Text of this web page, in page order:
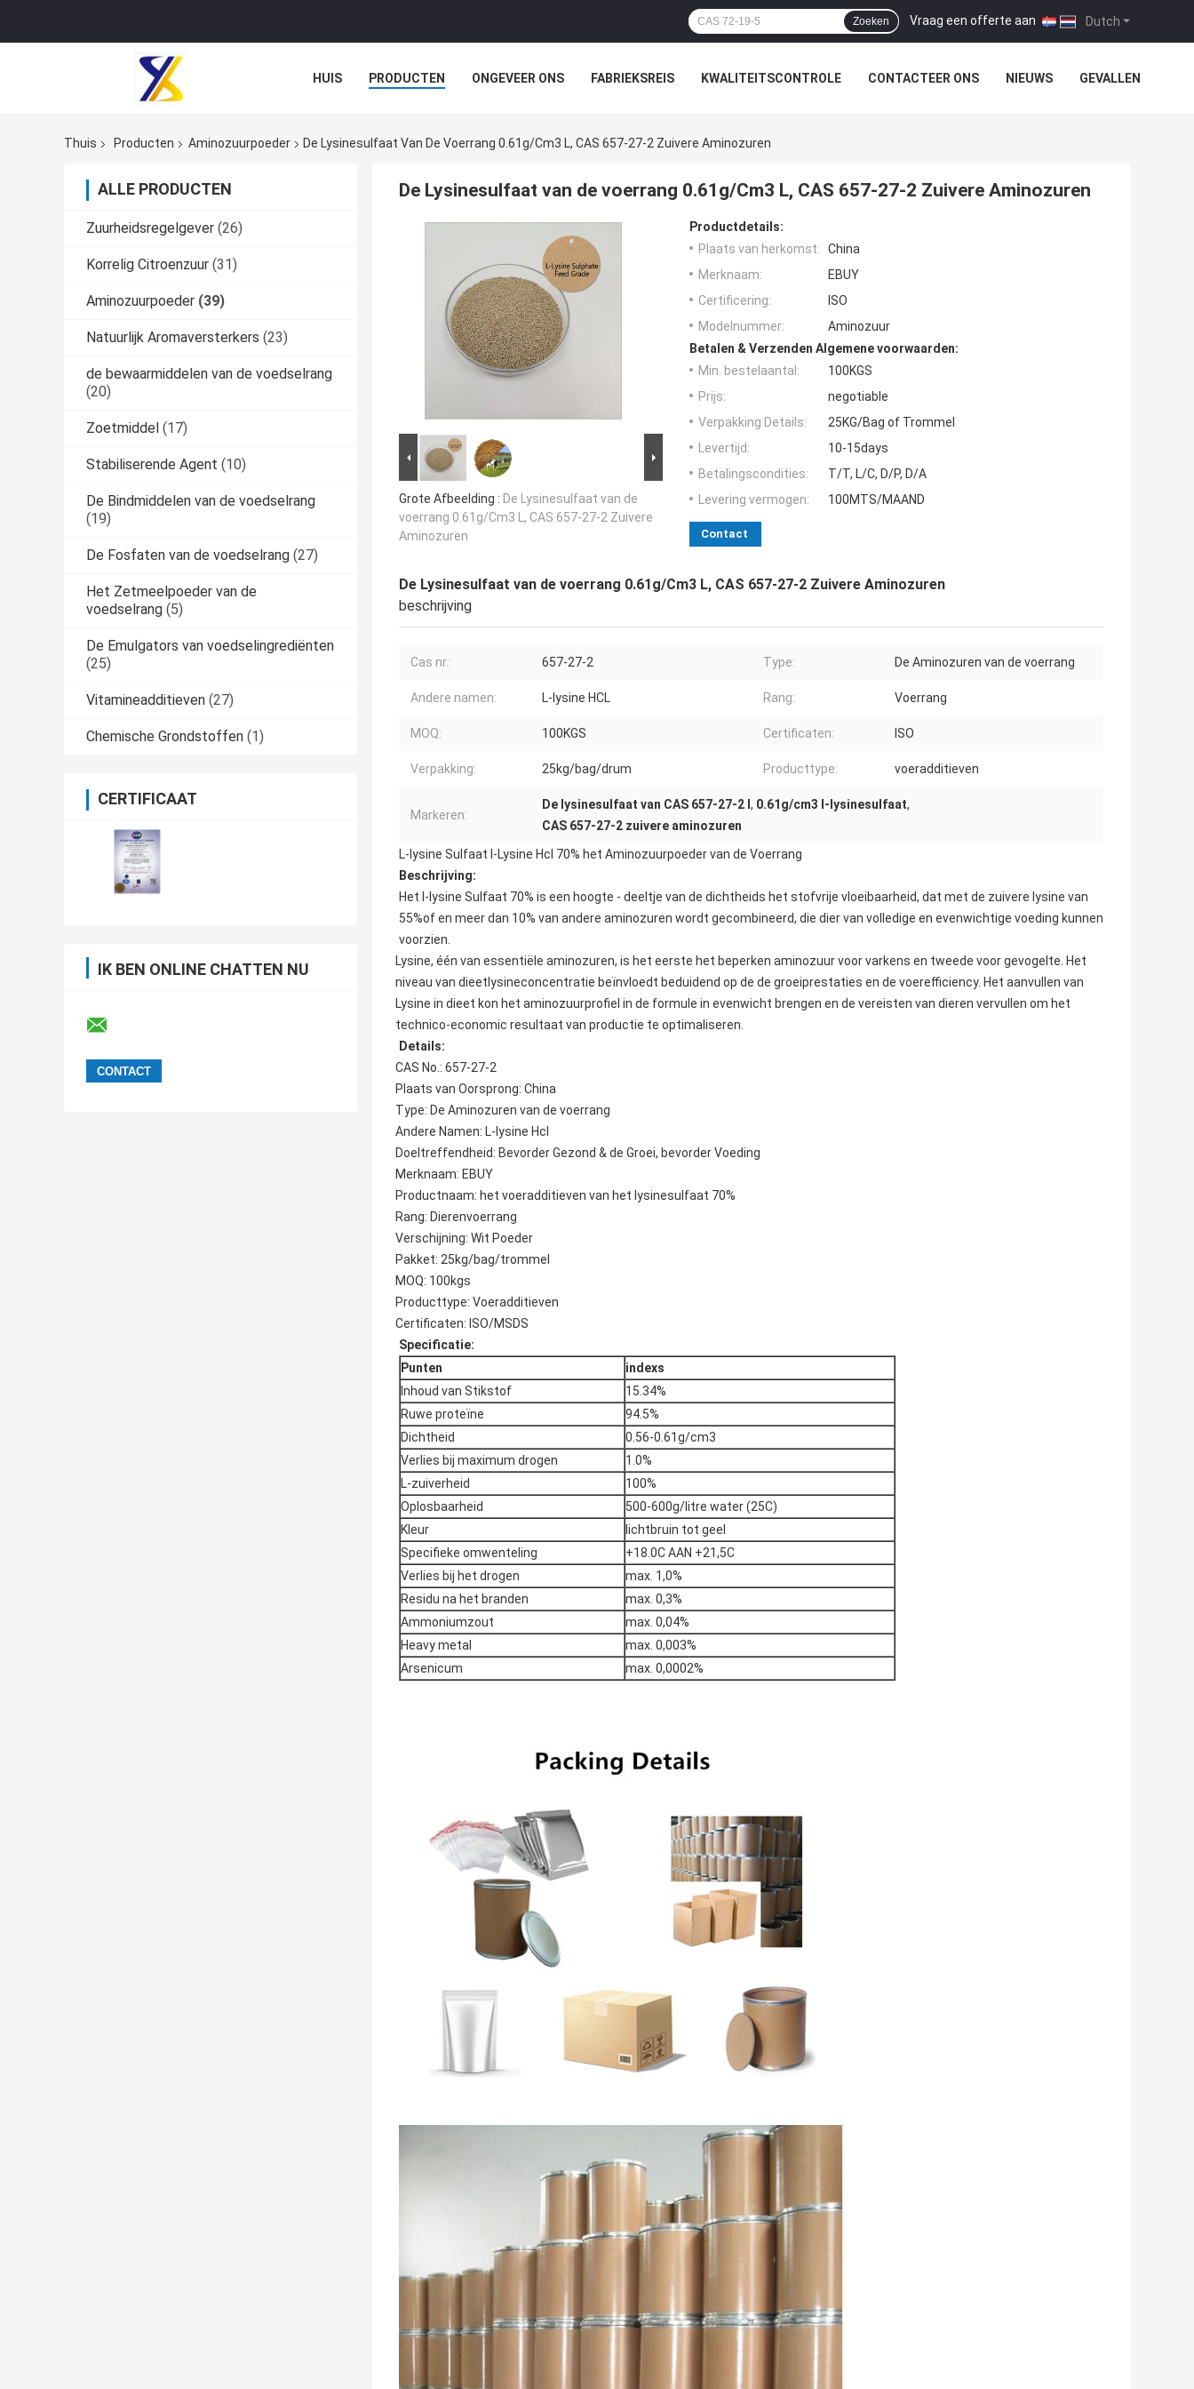
Dutch
Vraag een offerte aan |
Zoeken
HUIS PRODUCTEN ONGEVEER ONS FABRIEKSREIS KWALITEITSCONTROLE CONTACTEER ONS NIEUWS GEVALLEN
Thuis Producten Aminozuurpoeder De Lysinesulfaat Van De Voerrang 0.61g/Cm3 L, CAS 657-27-2 Zuivere Aminozuren
ALLE PRODUCTEN
Zuurheidsregelgever (26)
Korrelig Citroenzuur (31)
Aminozuurpoeder (39)
Natuurlijk Aromaversterkers (23)
de bewaarmiddelen van de voedselrang
(20)
Zoetmiddel (17)
Stabiliserende Agent (10)
De Bindmiddelen van de voedselrang
(19)
De Fosfaten van de voedselrang (27)
Het Zetmeelpoeder van de
voedselrang (5)
De Emulgators van voedselingrediënten
(25)
Vitamineadditieven (27)
Chemische Grondstoffen (1)
CERTIFICAAT
IK BEN ONLINE CHATTEN NU
De Lysinesulfaat van de voerrang 0.61g/Cm3 L, CAS 657-27-2 Zuivere Aminozuren
Grote Afbeelding : De Lysinesulfaat van de
voerrang 0.61g/Cm3 L, CAS 657-27-2 Zuivere
Aminozuren
Productdetails:
Plaats van herkomst:
China
Merknaam:
EBUY
Certificering:
ISO
Modelnummer:
Aminozuur
Betalen & Verzenden Algemene voorwaarden:
Min. bestelaantal:
100KGS
Prijs:
negotiable
Verpakking Details:
25KG/Bag of Trommel
Levertijd:
10-15days
Betalingscondities:
T/T, L/C, D/P, D/A
Levering vermogen:
100MTS/MAAND
Contact
De Lysinesulfaat van de voerrang 0.61g/Cm3 L, CAS 657-27-2 Zuivere Aminozuren
beschrijving
Cas nr.: 657-27-2 Type: De Aminozuren van de voerrang
Andere namen: L-lysine HCL Rang: Voerrang
MOQ: 100KGS Certificaten: ISO
Verpakking: 25kg/bag/drum Producttype: voeradditieven
Markeren:
De lysinesulfaat van CAS 657-27-2 l , 0.61g/cm3 l-lysinesulfaat,
CAS 657-27-2 zuivere aminozuren
L-lysine Sulfaat l-Lysine Hcl 70% het Aminozuurpoeder van de Voerrang
Beschrijving:
Het l-lysine Sulfaat 70% is een hoogte - deeltje van de dichtheids het stofvrije vloeibaarheid, dat met de zuivere lysine van
55%of en meer dan 10% van andere aminozuren wordt gecombineerd, die dier van volledige en evenwichtige voeding kunnen
voorzien.
Lysine, één van essentiële aminozuren, is het eerste het beperken aminozuur voor varkens en tweede voor gevogelte. Het
niveau van dieetlysineconcentratie beïnvloedt beduidend op de de groeiprestaties en de voerefficiency. Het aanvullen van
Lysine in dieet kon het aminozuurprofiel in de formule in evenwicht brengen en de vereisten van dieren vervullen om het
technico-economic resultaat van productie te optimaliseren.
Details:
CAS No.: 657-27-2
Plaats van Oorsprong: China
Type: De Aminozuren van de voerrang
Andere Namen: L-lysine Hcl
Doeltreffendheid: Bevorder Gezond & de Groei, bevorder Voeding
Merknaam: EBUY
Productnaam: het voeradditieven van het lysinesulfaat 70%
Rang: Dierenvoerrang
Verschijning: Wit Poeder
Pakket: 25kg/bag/trommel
MOQ: 100kgs
Producttype: Voeradditieven
Certificaten: ISO/MSDS
Specificatie:
Punten
indexs
Inhoud van Stikstof
15.34%
Ruwe proteïne
94.5%
Dichtheid
0.56-0.61g/cm3
Verlies bij maximum drogen
1.0%
L-zuiverheid
100%
Oplosbaarheid
500-600g/litre water (25C)
Kleur
lichtbruin tot geel
Specifieke omwenteling
+18.0C AAN +21,5C
Verlies bij het drogen
max. 1,0%
Residu na het branden
max. 0,3%
Ammoniumzout
max. 0,04%
Heavy metal
max. 0,003%
Arsenicum
max. 0,0002%